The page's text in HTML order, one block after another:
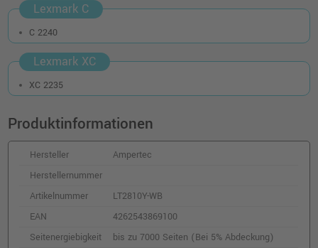
Lexmark C
C 2240
Lexmark XC
XC 2235
Produktinformationen
Hersteller
Ampertec
Herstellernummer
Artikelnummer
LT2810Y-WB
EAN
4262543869100
Seitenergiebigkeit
bis zu 7000 Seiten (Bei 5% Abdeckung)